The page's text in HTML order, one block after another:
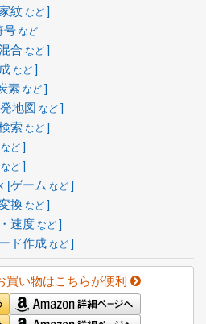
紋 など ]
号 など
合 など ]
など ]
素 など ]
地図 など ]
索 など ]
など ]
など ]
[ゲーム など ]
換 など ]
速度 など ]
ド作成 など ]
い物はこちらが便利